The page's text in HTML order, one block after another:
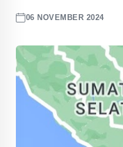
06 NOVEMBER 2024